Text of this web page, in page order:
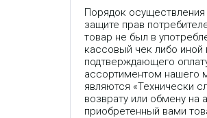
Порядок осуществления
защите прав
товар не был в
кассовый чек либо иной
подтверждающего
ассортиментом нашего
являются «Технически
возврату или обмену на
приобретенный вами